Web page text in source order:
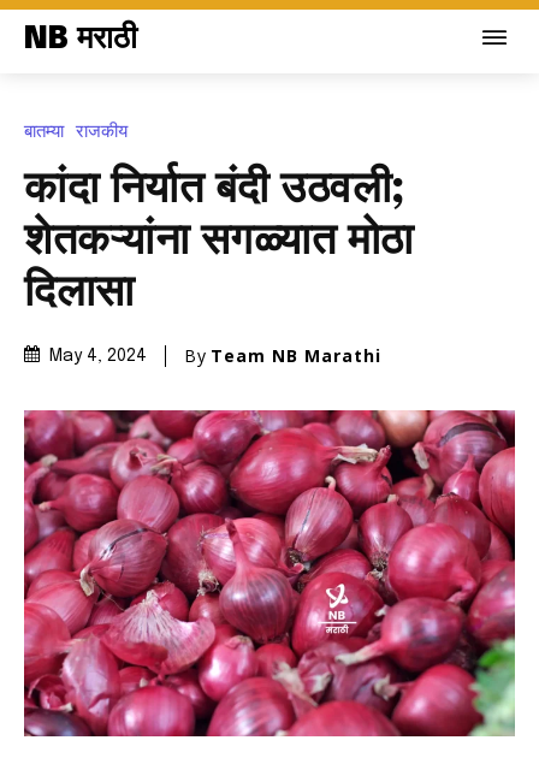
NB मराठी
बातम्या राजकीय
कांदा निर्यात बंदी उठवली;
शेतकऱ्यांना सगळ्यात मोठा
दिलासा
May 4, 2024 By Team NB Marathi